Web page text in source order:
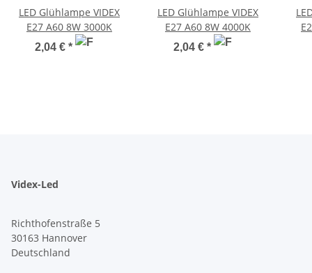
LED Glühlampe VIDEX
E27 A60 8W 3000K
2,04 € *
LED Glühlampe VIDEX
E27 A60 8W 4000K
2,04 € *
Videx-Led
Richthofenstraße 5
30163 Hannover
Deutschland